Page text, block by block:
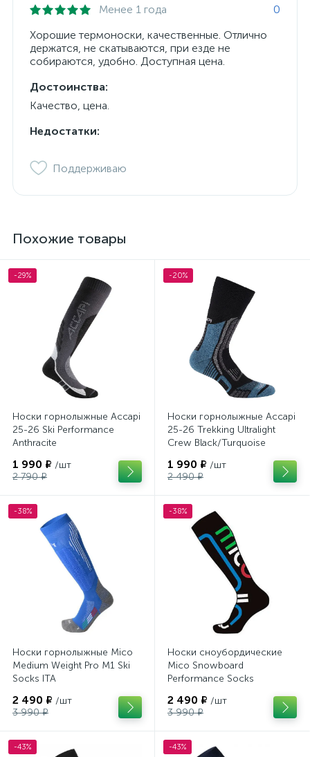
Менее 1 года
0
Хорошие термоноски, качественные. Отлично
держатся, не скатываются, при езде не
собираются, удобно. Доступная цена.
Достоинства:
Качество, цена.
Недостатки:
Поддерживаю
Похожие товары
-29%
Носки горнолыжные Accapi
25-26 Ski Performance
Anthracite
1 990 ₽ /шт
2 790 ₽
-20%
Носки горнолыжные Accapi
25-26 Trekking Ultralight
Crew Black/Turquoise
1 990 ₽ /шт
2 490 ₽
-38%
Носки горнолыжные Mico
Medium Weight Pro M1 Ski
Socks ITA
2 490 ₽ /шт
3 990 ₽
-38%
Носки сноубордические
Mico Snowboard
Performance Socks
2 490 ₽ /шт
3 990 ₽
-43% -43%